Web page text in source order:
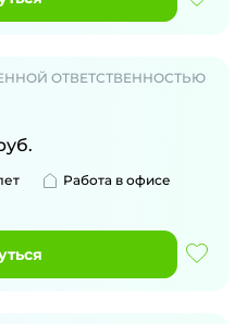
ОТВЕТСТВЕННОСТЬЮ
Работа в офисе